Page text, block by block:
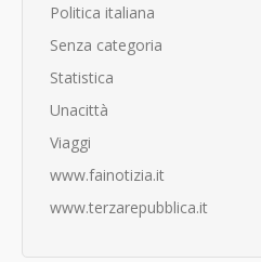
Politica italiana
Senza categoria
Statistica
Unacittà
Viaggi
www.fainotizia.it
www.terzarepubblica.it